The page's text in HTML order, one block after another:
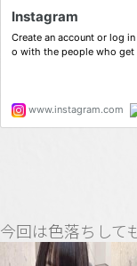
今回は色落ちして